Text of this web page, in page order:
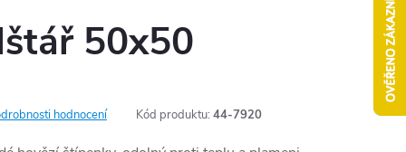
50x50
hodnocení Kód produktu: 44-7920